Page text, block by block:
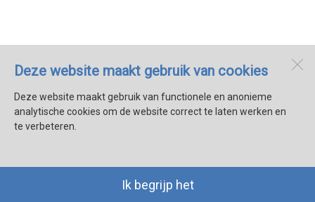
Deze website maakt gebruik van cookies
Deze website maakt gebruik van functionele en anonieme
analytische cookies om de website correct te laten werken en
te verbeteren.
Ik begrijp het